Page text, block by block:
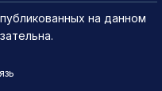
на данном